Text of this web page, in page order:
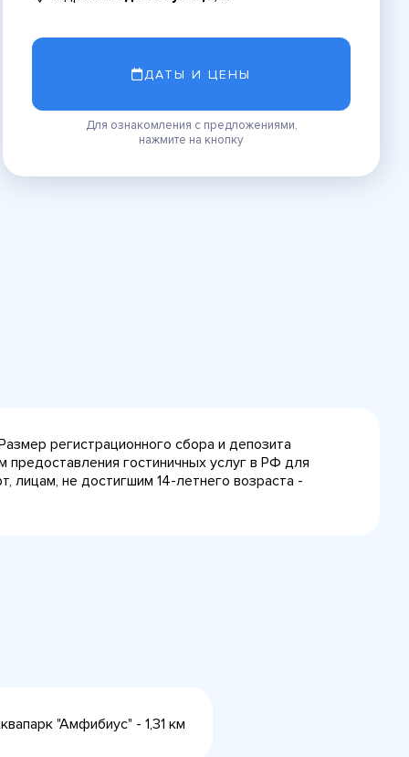
ДАТЫ И ЦЕНЫ
Для ознакомления с предложениями,
нажмите на кнопку
регистрационного сбора и депозита
предоставления гостиничных услуг в РФ для
лицам, не достигшим 14-летнего возраста -
"Амфибиус" - 1,31 км